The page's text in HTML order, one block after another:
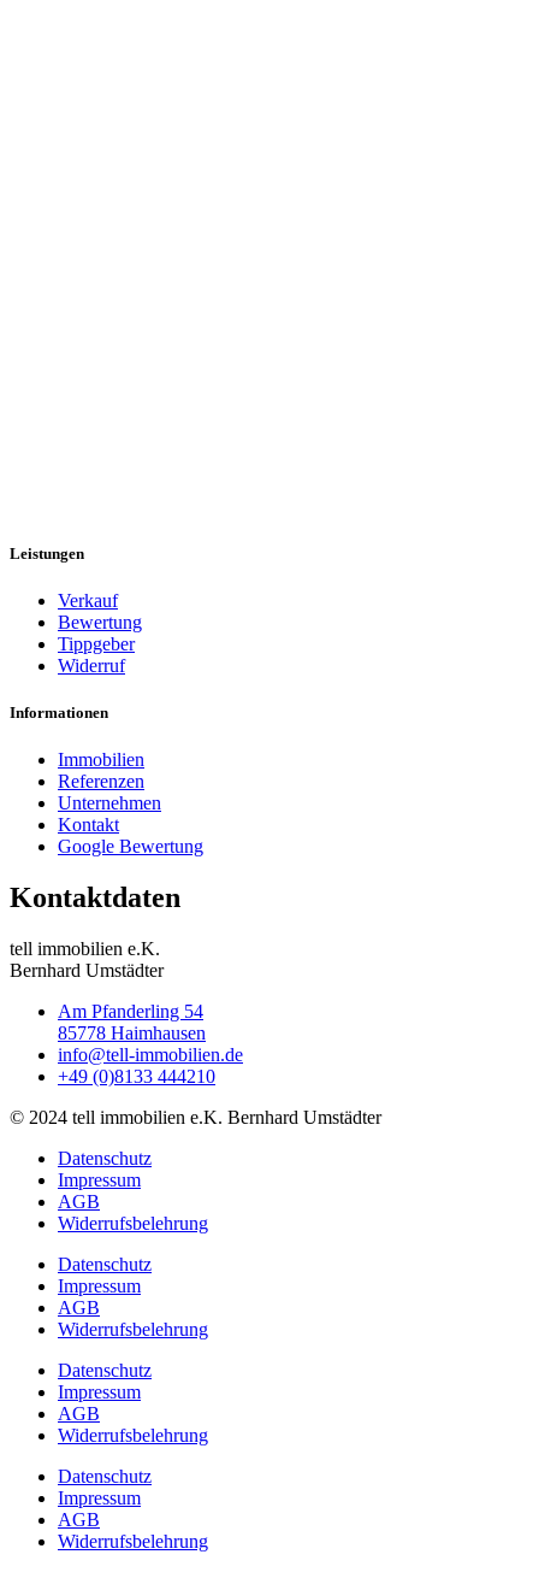
Leistungen
Verkauf
Bewertung
Tippgeber
Widerruf
Informationen
Immobilien
Referenzen
Unternehmen
Kontakt
Google Bewertung
Kontaktdaten
tell immobilien e.K.
Bernhard Umstädter
Am Pfanderling 54
85778 Haimhausen
info@tell-immobilien.de
+49 (0)8133 444210
© 2024 tell immobilien e.K. Bernhard Umstädter
Datenschutz
Impressum
AGB
Widerrufsbelehrung
Datenschutz
Impressum
AGB
Widerrufsbelehrung
Datenschutz
Impressum
AGB
Widerrufsbelehrung
Datenschutz
Impressum
AGB
Widerrufsbelehrung